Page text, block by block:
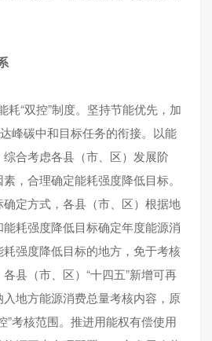
耗“双控”制度。坚持节能优先，加
峰碳中和目标任务的衔接。以能
合考虑各县（市、区）发展阶
，合理确定能耗强度降低目标。
定方式，各县（市、区）根据地
耗强度降低目标确定年度能源消
强度降低目标的地方，免于考核
县（市、区）“十四五”新增可再
地方能源消费总量考核内容，原
”考核范围。推进用能权有偿使用